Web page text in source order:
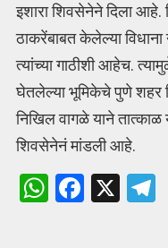
इशारा शिवसेनेने दिला
ठाकरेंबाबत केलेल्या
त्यांच्या गाठीशी आहेच.
घेतलेल्या भूमिकेचे पुणे शहर
निखिल वागळे याने तात्काळ
शिवसेनेनं मांडली आहे.
W F X T